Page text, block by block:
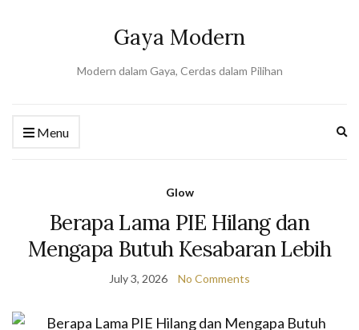
Gaya Modern
Modern dalam Gaya, Cerdas dalam Pilihan
Menu
Glow
Berapa Lama PIE Hilang dan
Mengapa Butuh Kesabaran Lebih
July 3, 2026 No Comments